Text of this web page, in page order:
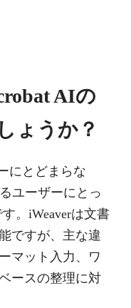
AIの
ょうか？
にとどまらな
ユーザーにとっ
。iWeaverは文書
ですが、主な違
マット入力、ワ
ースの整理に対